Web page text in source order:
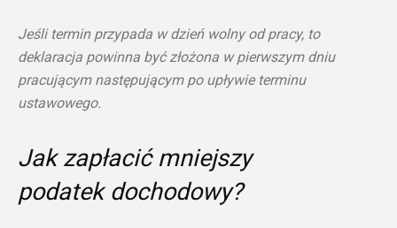
Jeśli termin przypada w dzień wolny od pracy, to
deklaracja powinna być złożona w pierwszym dniu
pracującym następującym po upływie terminu
ustawowego.
Jak zapłacić mniejszy
podatek dochodowy?